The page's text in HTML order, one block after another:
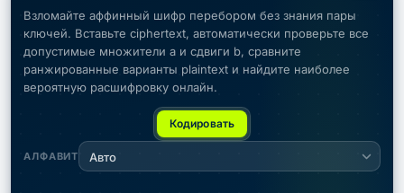
Взломайте аффинный шифр перебором без знания пары
ключей. Вставьте ciphertext, автоматически проверьте все
допустимые множители a и сдвиги b, сравните
ранжированные варианты plaintext и найдите наиболее
вероятную расшифровку онлайн.
Кодировать
АЛФАВИТ Авто